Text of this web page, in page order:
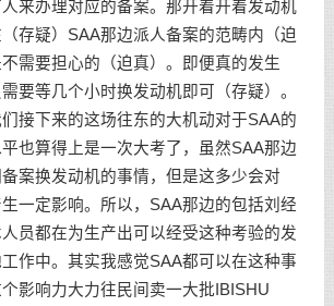
来办理对应的备案。那开着开着发动机
存疑）SAA那边派人备案的范畴内（迫
需要担心的（迫真）。即便真的发生
要等几个小时换发动机即可（存疑）。
接下来的这场往东的大机动对于SAA的
也算得上是一次大考了，虽然SAA那边
案换发动机的事情，但是这多少会对
一定影响。所以，SAA那边的包括刘经
员都在为生产出可以经受这种考验的发
作中。其实我感觉SAA都可以在这种事
影响力大力往民间卖一大批IBISHU